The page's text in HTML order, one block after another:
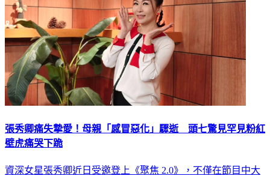
張秀卿痛失摯愛！母親「感冒惡化」驟逝 頭七驚見罕見粉紅
壁虎痛哭下跪
資深女星張秀卿近日受邀登上《聚焦 2.0》，不僅在節目中大